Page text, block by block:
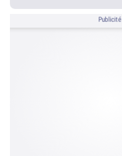
Publicité